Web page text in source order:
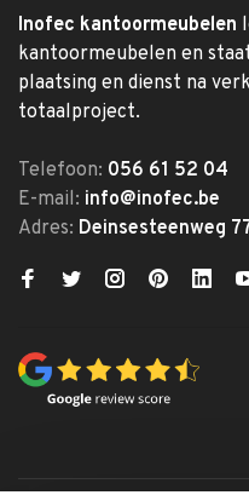
Inofec kantoormeubelen
kantoormeubelen en
plaatsing en dienst na
totaalproject.
Telefoon: 056 61 52 04
E-mail: info@inofec.be
Adres: Deinsesteenweg